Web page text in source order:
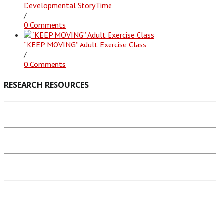
Developmental StoryTime
/
0 Comments
“KEEP MOVING” Adult Exercise Class
/
0 Comments
RESEARCH RESOURCES